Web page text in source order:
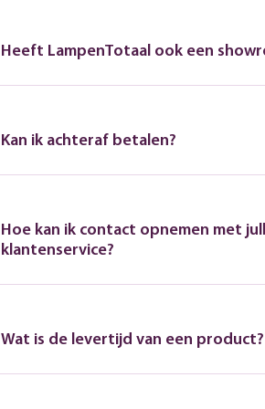
Heeft LampenTotaal ook een
Kan ik achteraf betalen?
Hoe kan ik contact opnemen met
klantenservice?
Wat is de levertijd van een product?